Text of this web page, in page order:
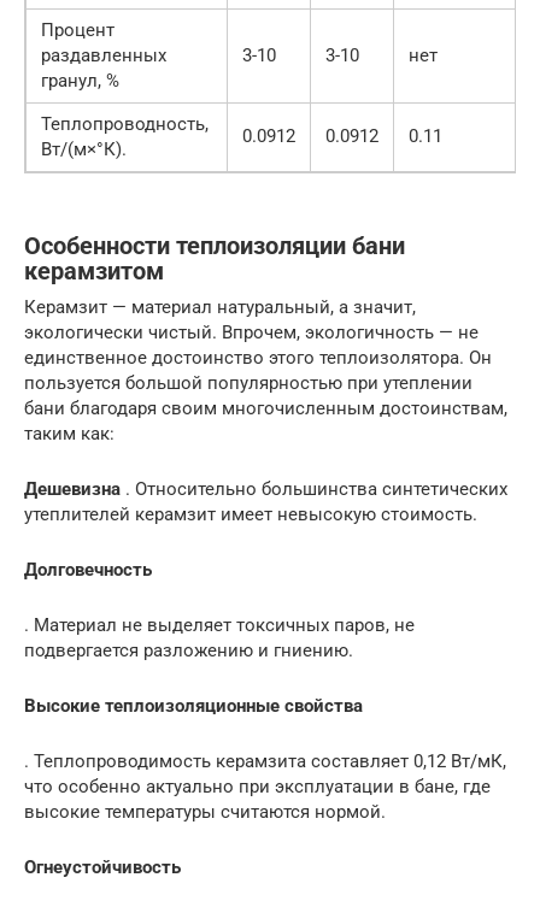
Процент
раздавленных
гранул, %
3-10 3-10 нет
Теплопроводность,
Вт/(м×°К).
0.0912 0.0912 0.11
Особенности теплоизоляции бани
керамзитом
Керамзит — материал натуральный, а значит,
экологически чистый. Впрочем, экологичность — не
единственное достоинство этого теплоизолятора. Он
пользуется большой популярностью при утеплении
бани благодаря своим многочисленным достоинствам,
таким как:
Дешевизна . Относительно большинства синтетических
утеплителей керамзит имеет невысокую стоимость.
Долговечность
. Материал не выделяет токсичных паров, не
подвергается разложению и гниению.
Высокие теплоизоляционные свойства
. Теплопроводимость керамзита составляет 0,12 Вт/мК,
что особенно актуально при эксплуатации в бане, где
высокие температуры считаются нормой.
Огнеустойчивость